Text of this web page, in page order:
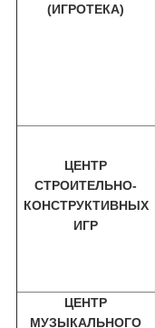
(ИГРОТЕКА)
ЦЕНТР
СТРОИТЕЛЬНО-
КОНСТРУКТИВНЫХ
ИГР
ЦЕНТР
МУЗЫКАЛЬНОГО